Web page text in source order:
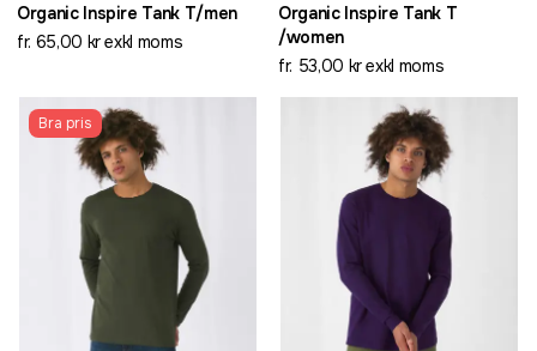
Organic Inspire Tank T/men
fr. 65,00 kr exkl moms
Organic Inspire Tank T
/women
fr. 53,00 kr exkl moms
Bra pris